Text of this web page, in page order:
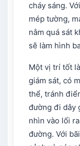
cháy sáng.
mép tường,
nằm quá sát
sẽ làm hình
Một vị trí tốt
giám sát, có
thể, tránh
đường đi dây
nhìn vào lối
đường. Với